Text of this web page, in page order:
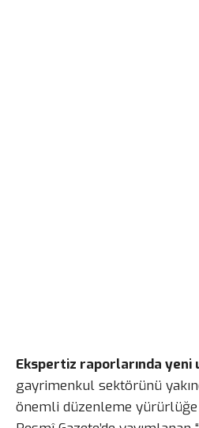
Ekspertiz raporlarında yeni
gayrimenkul sektörünü
önemli düzenleme